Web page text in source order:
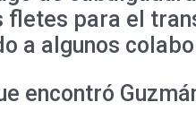
fletes para el
a algunos
encontró